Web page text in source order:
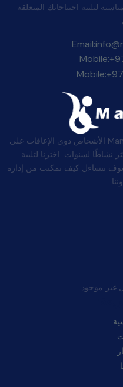
لتلبية احتياجاتك المتعلقة
Email:
Mobile:
Mobile:
لقد ساعدت Manafeth Mobility Solution الأشخاص ذوي الإعاقات على
لسنوات. اخترنا لتلبية
تتساءل كيف تمكنت من إدارة
غير موجود.